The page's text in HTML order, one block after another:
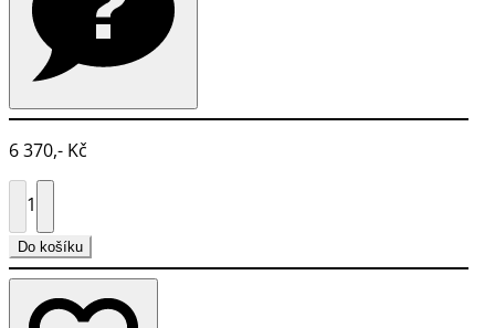
6 370,- Kč
1
Do košíku